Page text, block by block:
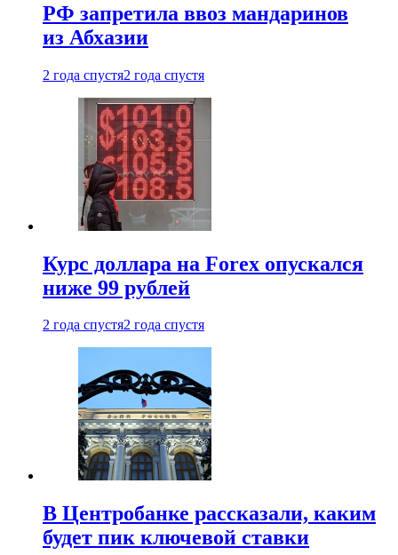
РФ запретила ввоз мандаринов
из Абхазии
2 года спустя2 года спустя
Курс доллара на Forex опускался
ниже 99 рублей
2 года спустя2 года спустя
В Центробанке рассказали, каким
будет пик ключевой ставки